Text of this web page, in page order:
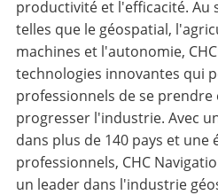
productivité et l'efficacité. Au
telles que le géospatial,
machines et l'autonomie,
technologies innovantes qui
professionnels de se prendre
progresser l'industrie. Avec
dans plus de 140 pays et une
professionnels, CHC
un leader dans l'industrie